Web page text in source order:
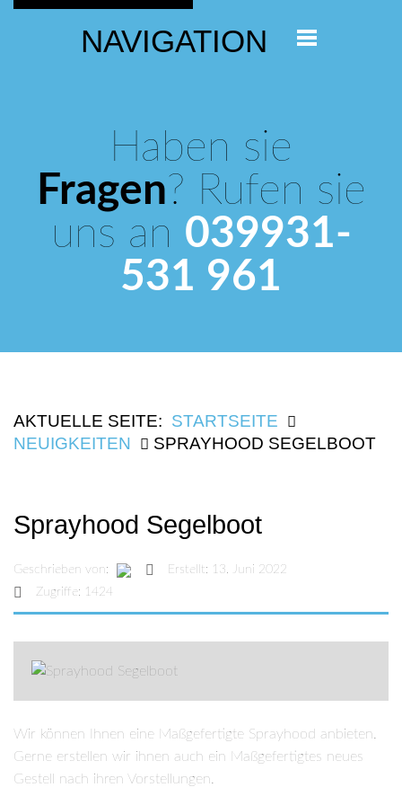
NAVIGATION
Haben sie
Fragen? Rufen sie
uns an 039931-
531 961
AKTUELLE SEITE: STARTSEITE
NEUIGKEITEN
SPRAYHOOD SEGELBOOT
Sprayhood Segelboot
Geschrieben von:
Erstellt: 13. Juni 2022
Zugriffe: 1424
Wir können Ihnen eine Maßgefertigte Sprayhood anbieten.
Gerne erstellen wir ihnen auch ein Maßgefertigtes neues
Gestell nach ihren Vorstellungen.